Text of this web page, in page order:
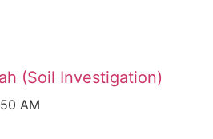
(Soil Investigation)
AM